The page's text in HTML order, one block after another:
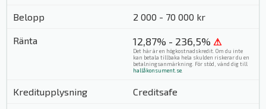
2 000 - 70 000 kr
12,87% - 236,5% ⚠
Det här är en högkostnadskredit. Om du inte
kan betala tillbaka hela skulden riskerar du en
betalningsanmärkning. För stöd, vänd dig till
hallåkonsument.se.
Creditsafe